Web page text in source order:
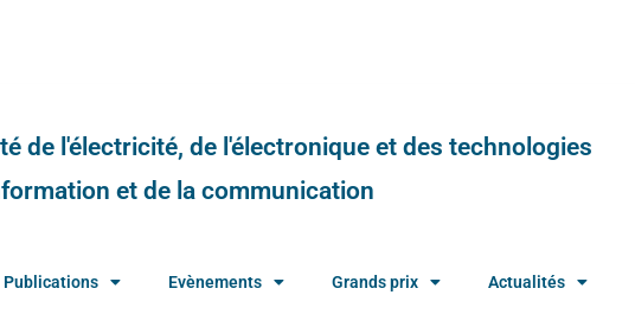
de l'électricité, de l'électronique et des technologies
et de la communication
Publications Evènements Grands prix Actualités